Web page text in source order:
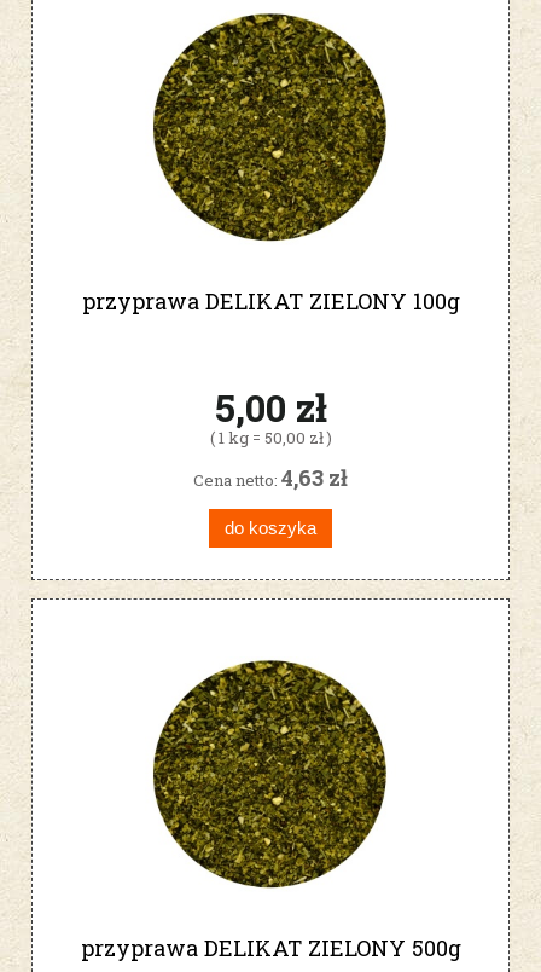
przyprawa DELIKAT ZIELONY 100g
5,00 zł
( 1 kg = 50,00 zł )
Cena netto: 4,63 zł
do koszyka
przyprawa DELIKAT ZIELONY 500g